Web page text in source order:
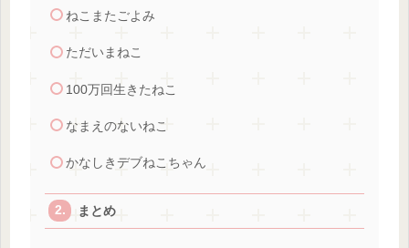
ねこまたごよみ
ただいまねこ
100万回生きたねこ
なまえのないねこ
かなしきデブねこちゃん
まとめ